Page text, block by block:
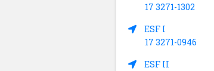
17 3271-1302
ESF I
17 3271-0946
ESF II